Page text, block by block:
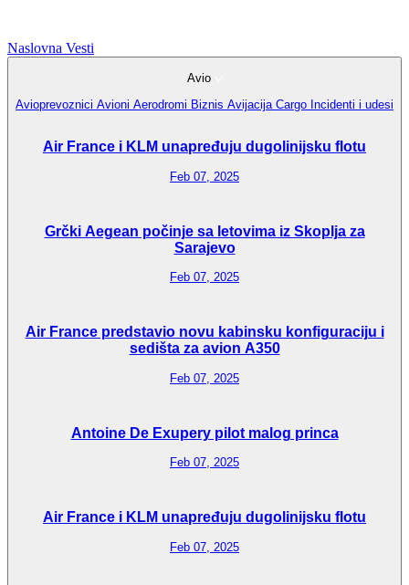
Naslovna Vesti
Avio
Avioprevoznici Avioni Aerodromi Biznis Avijacija Cargo Incidenti i udesi
Air France i KLM unapređuju dugolinijsku flotu
Feb 07, 2025
Grčki Aegean počinje sa letovima iz Skoplja za
Sarajevo
Feb 07, 2025
Air France predstavio novu kabinsku konfiguraciju i
sedišta za avion A350
Feb 07, 2025
Antoine De Exupery pilot malog princa
Feb 07, 2025
Air France i KLM unapređuju dugolinijsku flotu
Feb 07, 2025